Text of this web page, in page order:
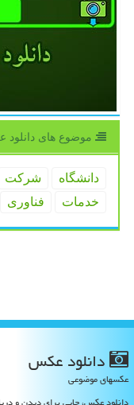
موضوع های
دانشگاه شركت
خدمات
فناوری
دانلود عكس
عکسهای موضوعی